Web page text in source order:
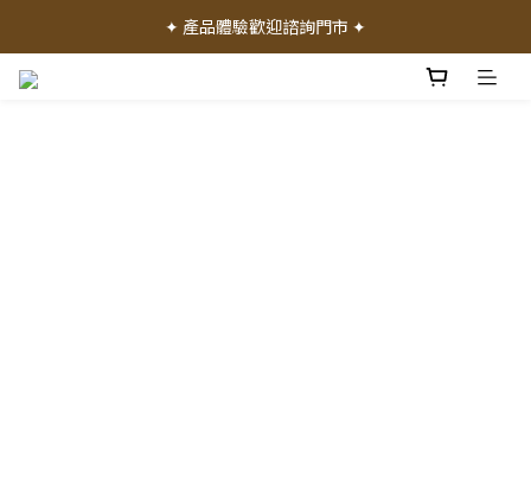
✦ 加入會員就送 50 元購物禮金 ✦
✦ 產品體驗歡迎諮詢門市 ✦